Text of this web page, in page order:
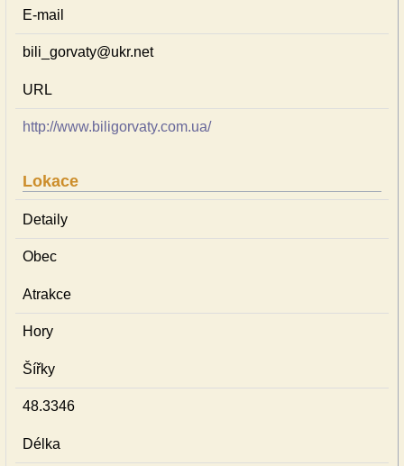
E-mail
bili_gorvaty@ukr.net
URL
http://www.biligorvaty.com.ua/
Lokace
Detaily
Obec
Atrakce
Hory
Šířky
48.3346
Délka